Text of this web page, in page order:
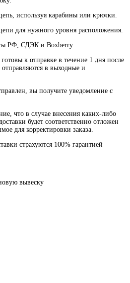
используя карабины или крючки.
для нужного уровня расположения.
РФ, СДЭК и Boxberry.
готовы к отправке в течение 1 дня после
отправляются в выходные и
вы получите уведомление с
что в случае внесения каких-либо
доставки будет соответственно отложен
для корректировки заказа
страхуются 100% гарантией
вывеску